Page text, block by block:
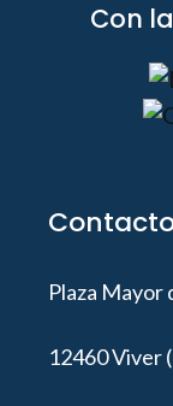
Con
Plaza Mayor
12460 Viver